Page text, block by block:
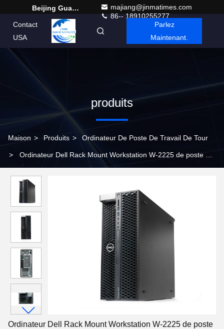
Beijing Guangtian Runze Technology Co., Ltd.
majiang@jinmatimes.com
86-- 18910255277
Contact
USA
French
Parlez
Maintenant.
produits
Maison > Produits > Ordinateur De Poste De Travail De Tour
> Ordinateur Dell Rack Mount Workstation W-2225 de poste de
Ordinateur Dell Rack Mount Workstation W-2225 de poste